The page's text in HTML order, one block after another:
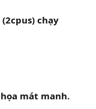
(2cpus) chạy
mát manh.